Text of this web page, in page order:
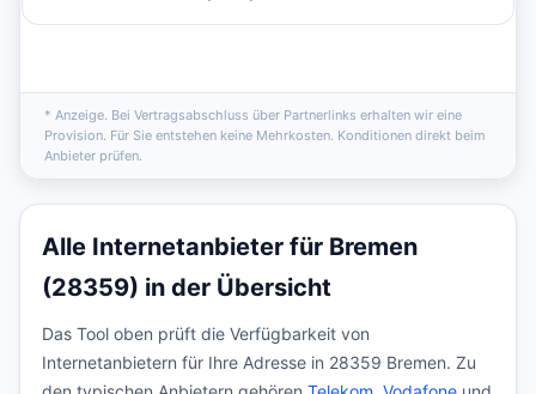
* Anzeige. Bei Vertragsabschluss über Partnerlinks erhalten wir eine
Provision. Für Sie entstehen keine Mehrkosten. Konditionen direkt beim
Anbieter prüfen.
Alle Internetanbieter für Bremen
(28359) in der Übersicht
Das Tool oben prüft die Verfügbarkeit von
Internetanbietern für Ihre Adresse in 28359 Bremen. Zu